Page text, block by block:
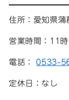
住所：愛知県
営業時間：11
電話：0533-
定休日：なし